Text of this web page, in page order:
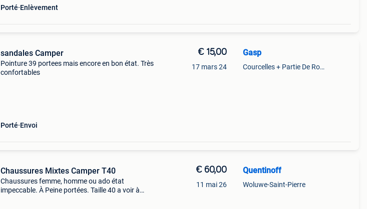
Porté Enlèvement
sandales Camper
Pointure 39 portees mais encore en bon état. Très
confortables
Porté Envoi
€ 15,00
17 mars 24
Gasp
Courcelles + Partie De Roux
Chaussures Mixtes Camper T40
Chaussures femme, homme ou ado état
impeccable. À Peine portées. Taille 40 a voir à
€ 60,00
11 mai 26
Quentinoff
Woluwe-Saint-Pierre